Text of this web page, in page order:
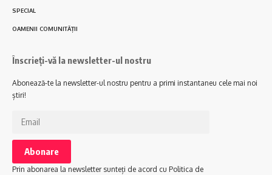
SPECIAL
OAMENII COMUNITĂȚII
Înscrieți-vă la newsletter-ul nostru
Abonează-te la newsletter-ul nostru pentru a primi instantaneu cele mai noi
știri!
Prin abonarea la newsletter sunteți de acord cu Politica de